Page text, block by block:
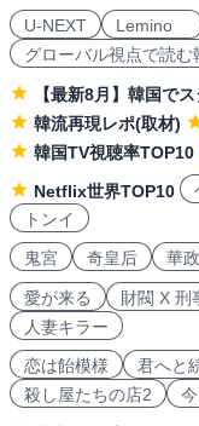
U-NEXT
Lemino
グローバル視点で読む
【最新8月】韓国で
韓流再現レポ(取材)
韓国TV視聴率TOP10
Netflix世界TOP10
トンイ
鬼宮
奇皇后 華政
愛が来る 財閥 X 刑
人妻キラー
恋は飴模様
君へと
殺し屋たちの店2